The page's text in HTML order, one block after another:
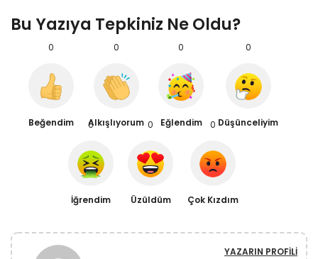
Bu Yazıya Tepkiniz Ne Oldu?
0
Beğendim
0
Alkışlıyorum
0
Eğlendim
0
Düşünceliyim
0
İğrendim
0
Üzüldüm
0
Çok Kızdım
YAZARIN PROFILI